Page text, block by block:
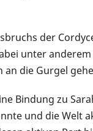
der
unter
an die Gurgel
Bindung zu
und die Welt